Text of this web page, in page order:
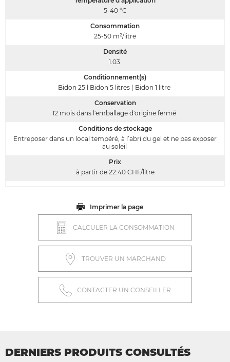
5-40 °C
Consommation
25-50 m²/litre
Densité
1.03
Conditionnement(s)
Bidon 25 l Bidon 5 litres | Bidon 1 litre
Conservation
12 mois dans l'emballage d'origine fermé
Conditions de stockage
Entreposer dans un local tempéré, à l’abri du gel et ne pas exposer
au soleil
Prix
à partir de 22.40 CHF/litre
Imprimer la page
CALCULER LA CONSOMMATION
TROUVER UN MARCHAND
CONTACTER UN CONSEILLER
DERNIERS PRODUITS CONSULTÉS